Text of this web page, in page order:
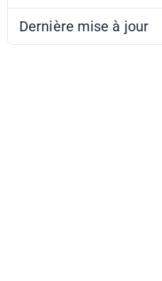
Dernière mise à jour